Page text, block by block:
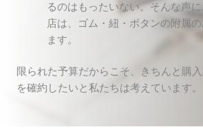
るのはもったいない。そんな声
店は、ゴム・紐・ボタンの附属
ます。
限られた予算だからこそ、きちんと購入
を確約したいと私たちは考えています。